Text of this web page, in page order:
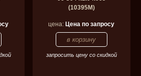
(10395M)
цена:Цена по запросу
запросить цену со скидкой